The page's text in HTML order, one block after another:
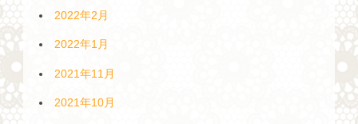
2022年2月
2022年1月
2021年11月
2021年10月